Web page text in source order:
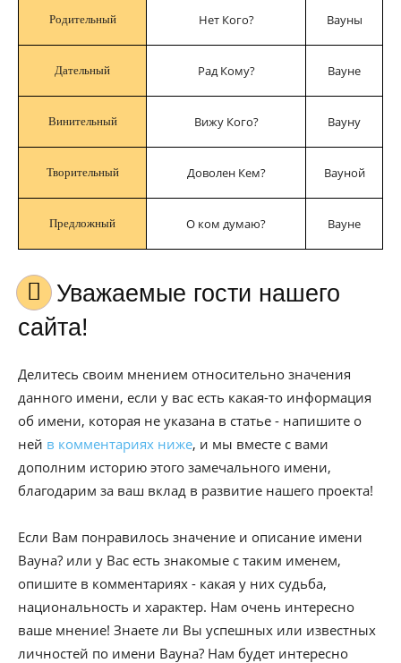
Родительный Нет Кого? Вауны
Дательный Рад Кому? Вауне
Винительный Вижу Кого? Вауну
Творительный Доволен Кем? Вауной
Предложный О ком думаю? Вауне
Уважаемые гости нашего
сайта!
Делитесь своим мнением относительно значения
данного имени, если у вас есть какая-то информация
об имени, которая не указана в статье - напишите о
ней в комментариях ниже, и мы вместе с вами
дополним историю этого замечального имени,
благодарим за ваш вклад в развитие нашего проекта!
Если Вам понравилось значение и описание имени
Вауна? или у Вас есть знакомые с таким именем,
опишите в комментариях - какая у них судьба,
национальность и характер. Нам очень интересно
ваше мнение! Знаете ли Вы успешных или известных
личностей по имени Вауна? Нам будет интересно